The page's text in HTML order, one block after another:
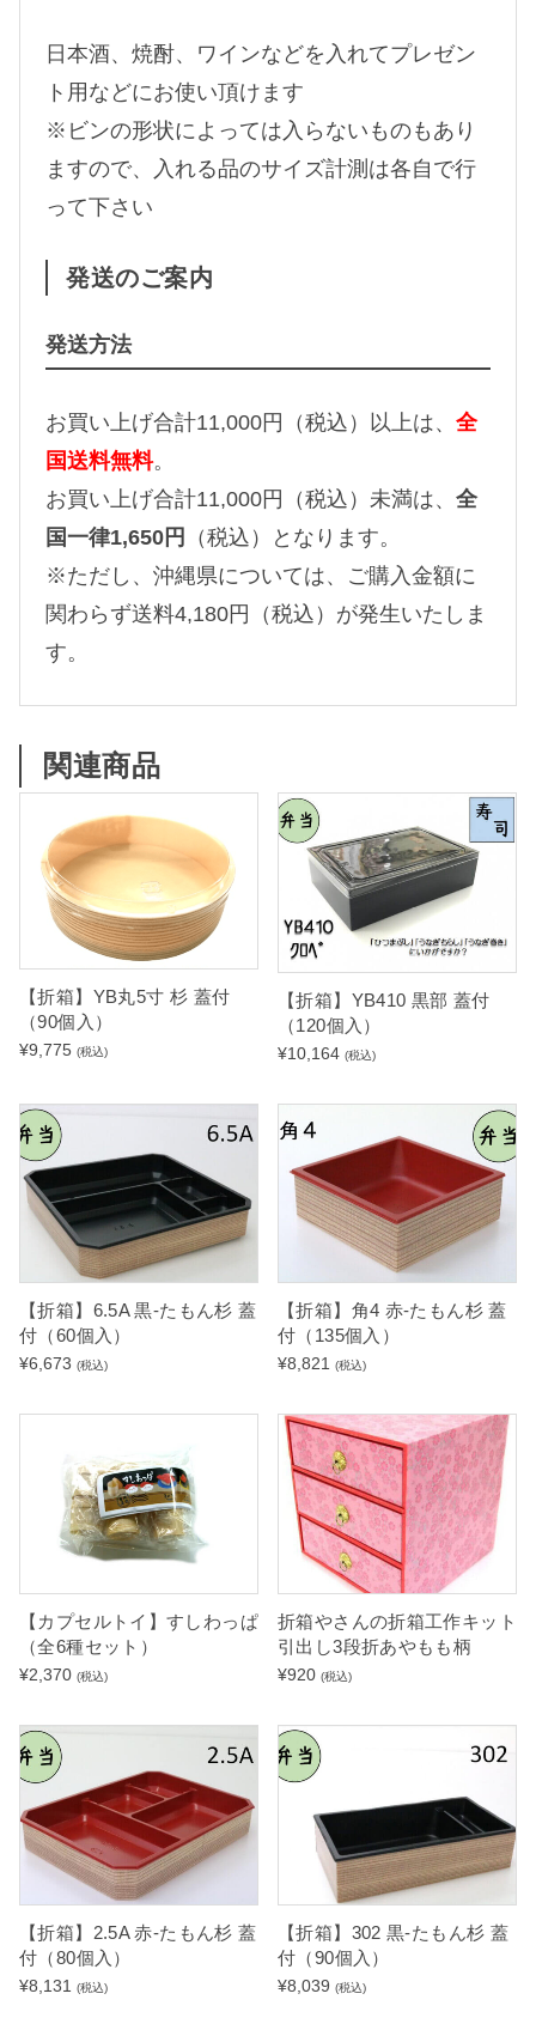
日本酒、焼酎、ワインなどを入れてプレゼン
ト用などにお使い頂けます
※ビンの形状によっては入らないものもあり
ますので、入れる品のサイズ計測は各自で行
って下さい
発送のご案内
発送方法
お買い上げ合計11,000円（税込）以上は、 全
国送料無料。
お買い上げ合計11,000円（税込）未満は、 全
国一律1,650円
（税込）となります。
※ただし、沖縄県については、ご購入金額に
関わらず送料4,180円（税込）が発生いたしま
す。
関連商品
【折箱】YB丸5寸 杉 蓋付
（90個入）
¥9,775 (税込)
【折箱】YB410 黒部 蓋付
（120個入）
¥10,164 (税込)
【折箱】6.5A 黒-たもん杉 蓋
付（60個入）
¥6,673 (税込)
【折箱】角4 赤-たもん杉 蓋
付（135個入）
¥8,821 (税込)
【カプセルトイ】すしわっぱ
（全6種セット）
¥2,370 (税込)
折箱やさんの折箱工作キット
引出し3段折あやもも柄
¥920 (税込)
【折箱】2.5A 赤-たもん杉 蓋
付（80個入）
¥8,131 (税込)
【折箱】302 黒-たもん杉 蓋
付（90個入）
¥8,039 (税込)